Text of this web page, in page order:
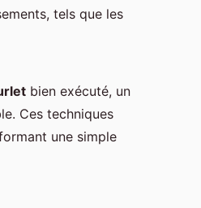
tels que les
bien exécuté, un
Ces techniques
une simple